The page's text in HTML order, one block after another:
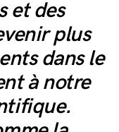
et des
plus
dans le
à notre